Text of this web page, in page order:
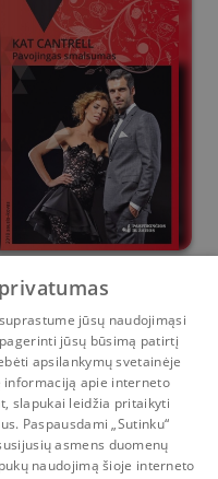
smalsumas
Kat Cantrell
0 0
Pranešimai Paskyra
jūsų naudojimąsi
jūsų būsimą patirtį
apsilankymų svetainėje
apie interneto
slapukai leidžia pritaikyti
Paspausdami „Sutinku“
asmens duomenų
naudojimą šioje interneto